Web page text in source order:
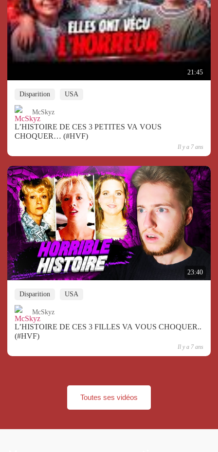
21:45
Disparition USA
McSkyz
L’HISTOIRE DE CES 3 PETITES VA VOUS
CHOQUER… (#HVF)
Il y a 7 ans
23:40
Disparition USA
McSkyz
L’HISTOIRE DE CES 3 FILLES VA VOUS CHOQUER..
(#HVF)
Il y a 7 ans
Toutes ses vidéos